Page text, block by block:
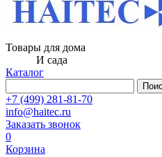
Товары для дома
И сада
Каталог
+7 (499) 281-81-70
info@haitec.ru
Заказать звонок
0
Корзина